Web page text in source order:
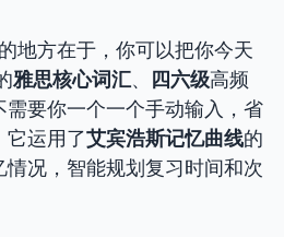
地方在于，你可以把你今天
雅思核心词汇、 四六级高频
要你一个一个手动输入，省
它运用了艾宾浩斯记忆曲线的
况，智能规划复习时间和次